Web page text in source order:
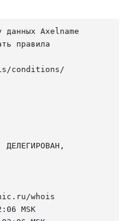
данных Axelname
правила
conditions/
ДЕЛЕГИРОВАН,
whois
MSK